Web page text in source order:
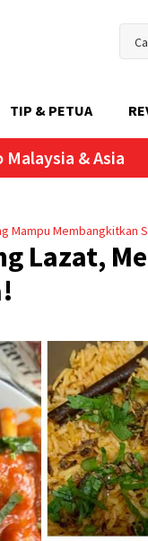
TIP & PETUA
Malaysia & Asia
Mampu Membangkitkan
Lazat,